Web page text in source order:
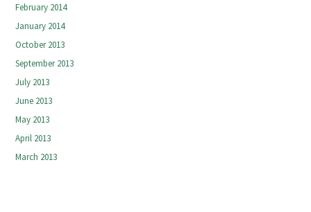
February 2014
January 2014
October 2013
September 2013
July 2013
June 2013
May 2013
April 2013
March 2013